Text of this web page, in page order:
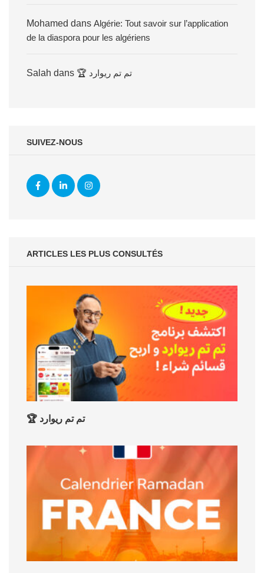
Mohamed dans Algérie: Tout savoir sur l’application
de la diaspora pour les algériens
Salah dans 🏆 تم تم ريوارد
SUIVEZ-NOUS
ARTICLES LES PLUS CONSULTÉS
🏆 تم تم ريوارد